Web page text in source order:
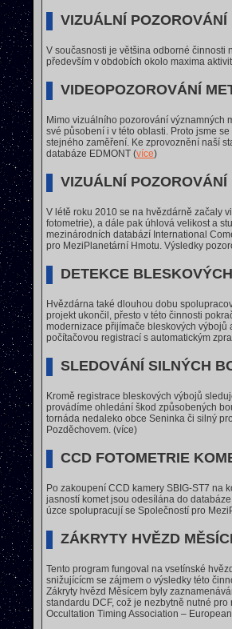
VIZUÁLNÍ POZOROVÁNÍ
V současnosti je většina odborné činnosti
především v obdobích okolo maxima
VIDEOPOZOROVÁNÍ
Mimo vizuálního pozorování významných
své působení i v této oblasti. Proto jsme
stejného zaměření. Ke zprovoznění naší
databáze EDMONT (více)
VIZUÁLNÍ POZOROVÁNÍ
V létě roku 2010 se na hvězdárně začaly
fotometrie), a dále pak úhlová velikost a
mezinárodních databází International
pro MeziPlanetární Hmotu. Výsledky
DETEKCE
Hvězdárna také dlouhou dobu
projekt ukončil, přesto v této činnosti
modernizace přijímače bleskových
počítačovou registrací s automatickým
SLEDOVÁNÍ SILNÝCH
Kromě registrace bleskových výbojů
provádíme ohledání škod způsobených
tornáda nedaleko obce Seninka či silný
Pozděchovem. (více)
CCD FOTOMETRIE
Po zakoupení CCD kamery SBIG-ST7 na
jasností komet jsou odesílána do
úzce spolupracují se Společností pro
ZÁKRYTY HVĚZD
Tento program fungoval na vsetínské
snižujícícm se zájmem o výsledky této
Zákryty hvězd Měsícem byly
standardu DCF, což je nezbytně nutné
Occultation Timing Association –